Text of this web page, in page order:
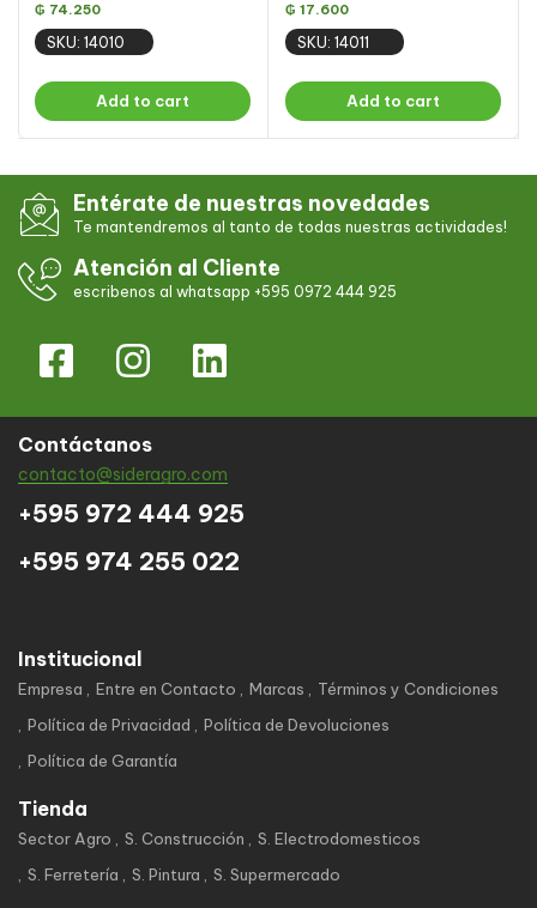
₲ 74.250
SKU: 14010
Add to cart
₲ 17.600
SKU: 14011
Add to cart
Entérate de nuestras novedades
Te mantendremos al tanto de todas nuestras actividades!
Atención al Cliente
escribenos al whatsapp +595 0972 444 925
Contáctanos
contacto@sideragro.com
+595 972 444 925
+595 974 255 022
Institucional
Empresa Entre en Contacto Marcas
Términos y Condiciones
Política de Privacidad
Política de Devoluciones
Política de Garantía
Tienda
Sector Agro S. Construcción
S. Electrodomesticos
S. Ferretería
S. Pintura S. Supermercado